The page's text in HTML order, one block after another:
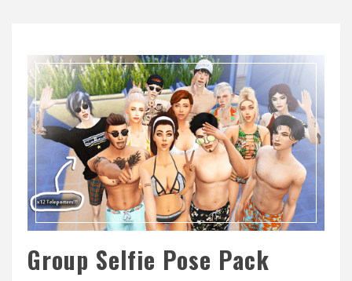
Group Selfie Pose Pack